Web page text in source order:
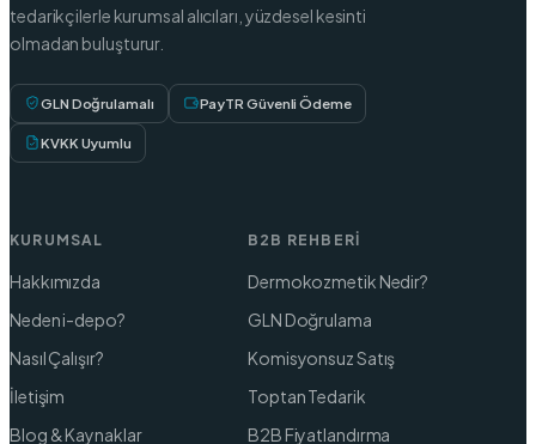
tedarikçilerle kurumsal alıcıları, yüzdesel kesinti
olmadan buluşturur.
GLN Doğrulamalı PayTR Güvenli Ödeme
KVKK Uyumlu
KURUMSAL
Hakkımızda
Neden i-depo?
Nasıl Çalışır?
İletişim
Blog & Kaynaklar
B2B REHBERI
Dermokozmetik Nedir?
GLN Doğrulama
Komisyonsuz Satış
Toptan Tedarik
B2B Fiyatlandırma